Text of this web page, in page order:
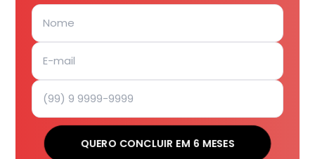
QUERO CONCLUIR EM 6 MESES